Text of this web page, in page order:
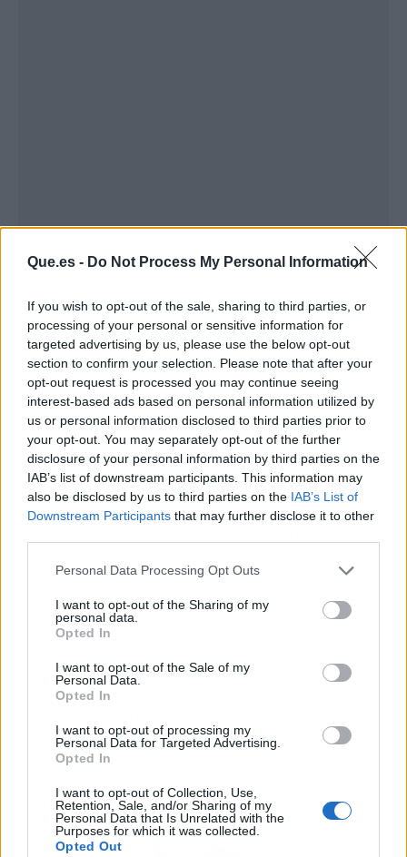
Que.es - Do Not Process My Personal Information
If you wish to opt-out of the sale, sharing to third parties, or
processing of your personal or sensitive information for
targeted advertising by us, please use the below opt-out
section to confirm your selection. Please note that after your
opt-out request is processed you may continue seeing
interest-based ads based on personal information utilized by
us or personal information disclosed to third parties prior to
your opt-out. You may separately opt-out of the further
disclosure of your personal information by third parties on the
IAB’s list of downstream participants. This information may
also be disclosed by us to third parties on the IAB’s List of
Downstream Participants that may further disclose it to other
Personal Data Processing Opt Outs
I want to opt-out of the Sharing of my
personal data.
Opted In
I want to opt-out of the Sale of my
Personal Data.
Opted In
I want to opt-out of processing my
Personal Data for Targeted Advertising.
Opted In
I want to opt-out of Collection, Use,
Retention, Sale, and/or Sharing of my
Personal Data that Is Unrelated with the
Purposes for which it was collected.
Opted Out
contribuir a una sociedad más justa e inclusiva,
"Por un lado queremos que nuestro hijo crezca
sabiendo que parte del bienestar social radica
en el compromiso con el prójimo. Sabemos que
nuestro legado contribuirá a la puesta en
marcha de proyectos de inclusión e igualdad
equitativa y avanzada”.